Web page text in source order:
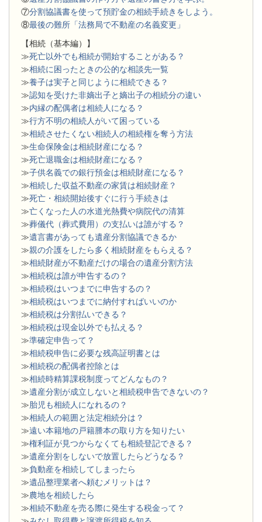
⑦分割協議書を使って預貯金の相続手続きをしよう。
⑧最後の難所「法務局で不動産の名義変更」
【相続（基本編）】
≫死亡以外でも相続が開始することがある？
≫相続に困ったときの公的な相談先一覧
≫養子は実子と同じように相続できる？
≫認知を受けた非嫡出子と嫡出子の相続分の違い
≫内縁の配偶者は相続人になる？
≫行方不明の相続人がいて困っている
≫相続させたくない相続人の相続権を奪う方法
≫生命保険金は相続財産になる？
≫死亡退職金は相続財産になる？
≫子供名義での銀行預金は相続財産になる？
≫相続した収益不動産の家賃は相続財産？
≫死亡・相続開始後すぐに行う手続きは
≫亡くなった人の水道光熱費や病院代の清算
≫葬儀代（葬式費用）の支払いは誰がする？
≫遺言書があっても遺産分割協議できるか
≫親の介護をしたら多く相続財産をもらえる？
≫相続財産が不動産だけの場合の遺産分割方法
≫相続税は誰が申告するの？
≫相続税はいつまでに申告するの？
≫相続税はいつまでに納付すればいいのか
≫相続税は分割払いできる？
≫相続税は現金以外でも払える？
≫準確定申告って？
≫相続税申告に必要な残高証明書とは
≫相続税の配偶者控除とは
≫相続時精算課税制度ってどんなもの？
≫遺産分割が成立しないと相続税申告できないの？
≫胎児も相続人になれるの？
≫相続人の範囲と法定相続分は？
≫遠い本籍地の戸籍謄本の取り方を知りたい
≫権利証が見つからなくても相続登記できる？
≫遺産分割をしないで放置したらどうなる？
≫負動産を相続してしまったら
≫遺品整理業者へ頼むメリットは？
≫農地を相続したら
≫相続不動産を売る際に発生する税金って？